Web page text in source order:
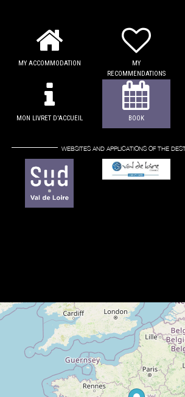
MY ACCOMMODATION
MY
RECOMMENDATIONS
MON LIVRET D'ACCUEIL BOOK
WEBSITES AND APPLICATIONS OF THE